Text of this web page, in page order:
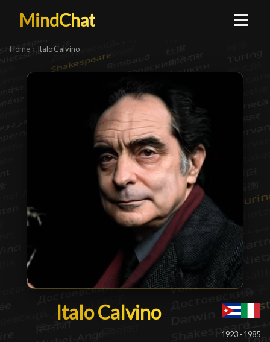
MindChat
Home › Italo Calvino
Italo Calvino
Italo Calvino█
1923 - 1985